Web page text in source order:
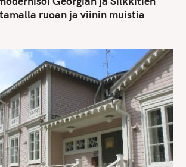
ruoan ja viinin muistia